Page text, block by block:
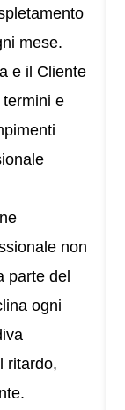
mese.
e il Cliente
e
non
parte del
ogni
ritardo,